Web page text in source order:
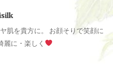
肌を貴方に。 お顔そりで笑顔に
麗に・楽しく